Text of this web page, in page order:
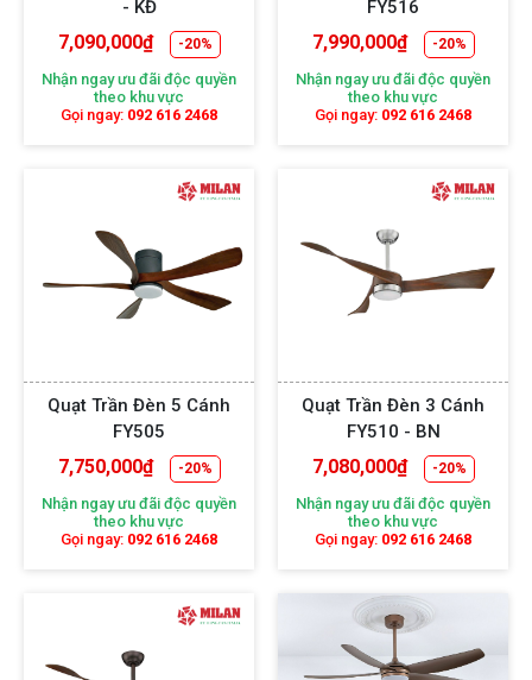
- KĐ
7,090,000₫ -20%
Nhận ngay ưu đãi độc quyền
theo khu vực
Gọi ngay: 092 616 2468
FY516
7,990,000₫ -20%
Nhận ngay ưu đãi độc quyền
theo khu vực
Gọi ngay: 092 616 2468
Quạt Trần Đèn 5 Cánh
FY505
7,750,000₫ -20%
Nhận ngay ưu đãi độc quyền
theo khu vực
Gọi ngay: 092 616 2468
Quạt Trần Đèn 3 Cánh
FY510 - BN
7,080,000₫ -20%
Nhận ngay ưu đãi độc quyền
theo khu vực
Gọi ngay: 092 616 2468